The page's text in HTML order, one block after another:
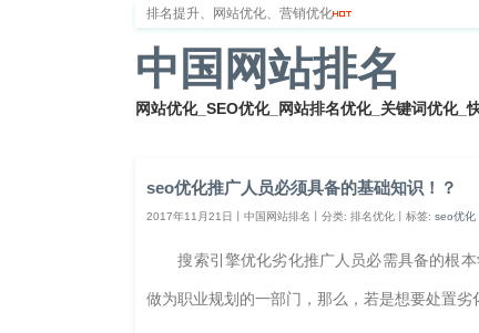
排名提升、网站优化、营销优化
中国网站排名
网站优化_SEO优化_网站排名优化_关键词优化_
seo优化推广人员必须具备的基础知识！？
2017年11月21日丨中国网站排名丨分类: 排名优化丨标签: seo优化
搜索引擎优化劣化推广人员必需具备的根本
做为职业规划的一部门，那么，若是想要处置劣